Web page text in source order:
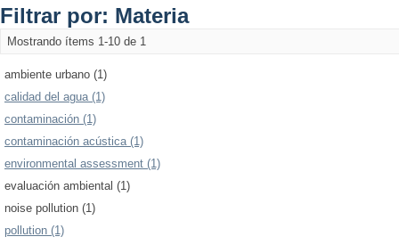
Filtrar por: Materia
Mostrando ítems 1-10 de 1
ambiente urbano (1)
calidad del agua (1)
contaminación (1)
contaminación acústica (1)
environmental assessment (1)
evaluación ambiental (1)
noise pollution (1)
pollution (1)